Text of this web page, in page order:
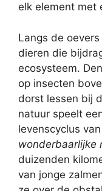
elk element met
Langs de
dieren die
ecosysteem.
op insecten
dorst lessen bij
natuur speelt
levenscyclus
wonderbaarlijke
duizenden
van jonge